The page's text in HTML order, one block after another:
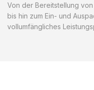
Von der Bereitstellung
bis hin zum Ein- und
vollumfängliches